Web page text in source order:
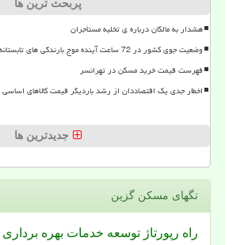
پربحث ترین ها
هشدار به مالکان درباره ی تخلیه مستأجران
وضعیت جوی کشور در 72 ساعت آینده موج بارندگی های تابستانه در راه 11 استان
فهرست قیمت خرید مسکن در تهرانسر
اخطار جدی یک اقتصاددان از رشد باردیگر قیمت کالاهای اساسی
جدیدترین ها
تگهای مسكن گزین
راه رپورتاژ توسعه خدمات بهره برداری